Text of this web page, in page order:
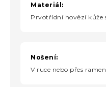
Materiál:
Prvotřídní hovězí kůže
Nošení:
V ruce nebo přes